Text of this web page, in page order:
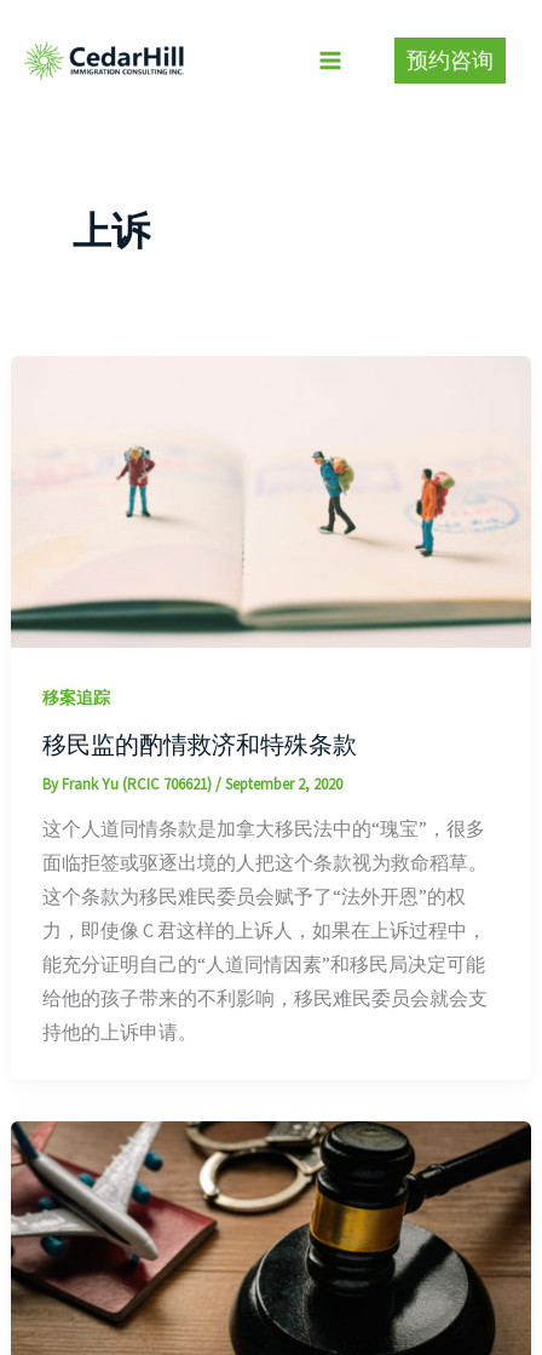
content
预约咨询
上诉
移案追踪
移民监的酌情救济和特殊条款
ByFrank Yu (RCIC 706621)/September 2, 2020
这个人道同情条款是加拿大移民法中的“瑰宝”，很多
面临拒签或驱逐出境的人把这个条款视为救命稻草。
这个条款为移民难民委员会赋予了“法外开恩”的权
力，即使像 C 君这样的上诉人，如果在上诉过程中，
能充分证明自己的“人道同情因素”和移民局决定可能
给他的孩子带来的不利影响，移民难民委员会就会支
持他的上诉申请。